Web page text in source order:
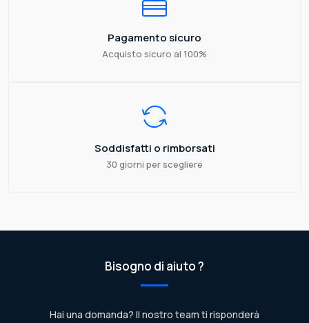
Pagamento sicuro
Acquisto sicuro al 100%
Soddisfatti o rimborsati
30 giorni per scegliere
Bisogno di aiuto ?
Hai una domanda? Il nostro team ti risponderà